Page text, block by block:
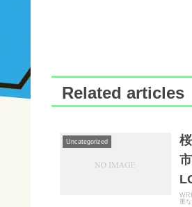
Related articles
Uncategorized
重